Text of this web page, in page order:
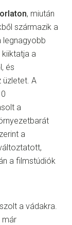
, miután
származik a
legnagyobb
a
és
A
a
a
a filmstúdiók
a vádakra.
már